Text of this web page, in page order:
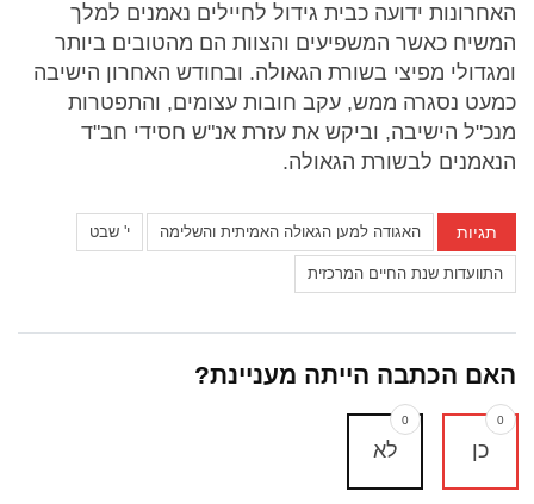
האחרונות ידועה כבית גידול לחיילים נאמנים למלך
המשיח כאשר המשפיעים והצוות הם מהטובים ביותר
ומגדולי מפיצי בשורת הגאולה. ובחודש האחרון הישיבה
כמעט נסגרה ממש, עקב חובות עצומים, והתפטרות
מנכ"ל הישיבה, וביקש את עזרת אנ"ש חסידי חב"ד
הנאמנים לבשורת הגאולה.
תגיות האגודה למען הגאולה האמיתית והשלימה י' שבט
התוועדות שנת החיים המרכזית
האם הכתבה הייתה מעניינת?
כן
0
לא
0